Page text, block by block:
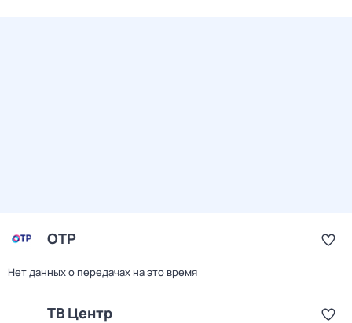
ОТР
Нет данных о передачах на это время
ТВ Центр